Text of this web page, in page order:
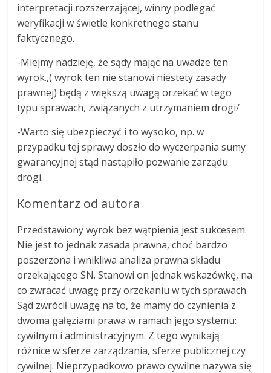
interpretacji rozszerzającej, winny podlegać
weryfikacji w świetle konkretnego stanu
faktycznego.
-Miejmy nadzieję, że sądy mając na uwadze ten
wyrok.,( wyrok ten nie stanowi niestety zasady
prawnej) będą z większą uwagą orzekać w tego
typu sprawach, związanych z utrzymaniem drogi/
-Warto się ubezpieczyć i to wysoko, np. w
przypadku tej sprawy doszło do wyczerpania sumy
gwarancyjnej stąd nastąpiło pozwanie zarządu
drogi.
Komentarz od autora
Przedstawiony wyrok bez wątpienia jest sukcesem.
Nie jest to jednak zasada prawna, choć bardzo
poszerzona i wnikliwa analiza prawna składu
orzekającego SN. Stanowi on jednak wskazówkę, na
co zwracać uwagę przy orzekaniu w tych sprawach.
Sąd zwrócił uwagę na to, że mamy do czynienia z
dwoma gałęziami prawa w ramach jego systemu:
cywilnym i administracyjnym. Z tego wynikają
różnice w sferze zarządzania, sferze publicznej czy
cywilnej. Nieprzypadkowo prawo cywilne nazywa się